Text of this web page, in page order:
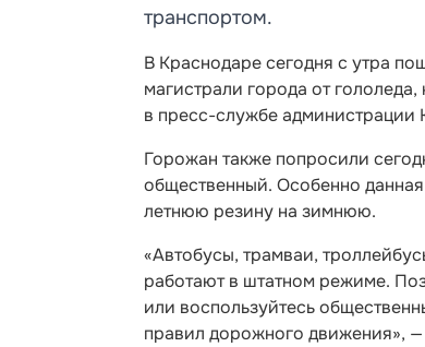
транспортом.
В Краснодаре сегодня с утра
магистрали города от
в пресс-службе администрации
Горожан также попросили
общественный. Особенно
летнюю резину на зимнюю.
«Автобусы, трамваи,
работают в штатном режиме.
или воспользуйтесь
правил дорожного движения»,